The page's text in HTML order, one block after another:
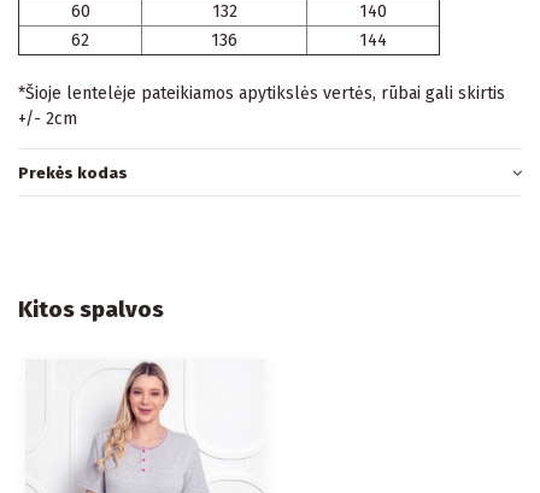
60
132
140
62
136 144
*Šioje lentelėje pateikiamos apytikslės vertės, rūbai gali skirtis
+/- 2cm
Prekės kodas
Kitos spalvos